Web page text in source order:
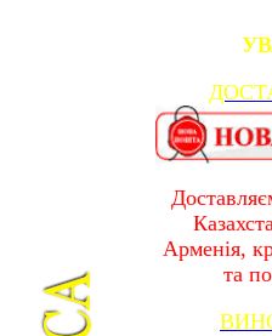
Арменія,
та